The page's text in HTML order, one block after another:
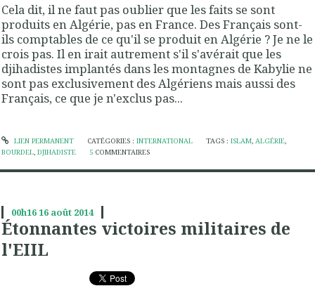
Cela dit, il ne faut pas oublier que les faits se sont
produits en Algérie, pas en France. Des Français sont-
ils comptables de ce qu'il se produit en Algérie ? Je ne le
crois pas. Il en irait autrement s'il s'avérait que les
djihadistes implantés dans les montagnes de Kabylie ne
sont pas exclusivement des Algériens mais aussi des
Français, ce que je n'exclus pas...
LIEN PERMANENT CATÉGORIES : INTERNATIONAL TAGS :ISLAM,ALGÉRIE,
BOURDEL, DJIHADISTE 5 COMMENTAIRES
00h1616 août 2014
Étonnantes victoires militaires de
l'EIIL